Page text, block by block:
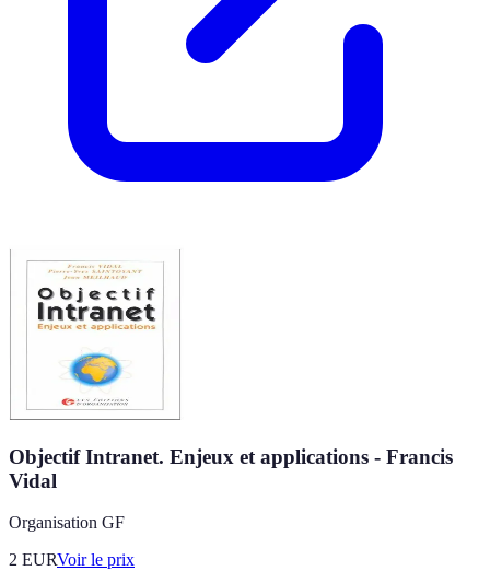
Objectif Intranet. Enjeux et applications - Francis
Vidal
Organisation GF
2 EURVoir le prix